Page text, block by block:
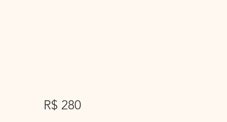
R$ 280